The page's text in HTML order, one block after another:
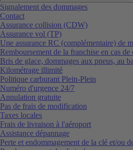
Signalement des dommages
Contact
Assurance collision (CDW)
Assurance vol (TP)
Une assurance RC (complémentaire) de
Remboursement de la franchise en cas
Bris de glace, dommages aux pneus, au
Kilométrage illimité
Politique carburant Plein-Plein
Numéro d'urgence 24/7
Annulation gratuite
Pas de frais de modification
Taxes locales
Frais de livraison à l'aéroport
Assistance dépannage
Perte et endommagement de la clé et/ou